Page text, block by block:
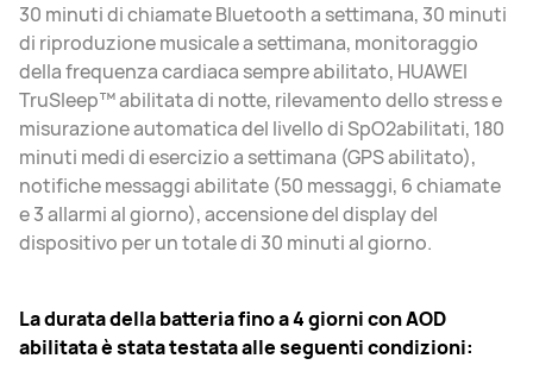
30 minuti di chiamate Bluetooth a settimana, 30 minuti
di riproduzione musicale a settimana, monitoraggio
della frequenza cardiaca sempre abilitato, HUAWEI
TruSleep™ abilitata di notte, rilevamento dello stress e
misurazione automatica del livello di SpO2abilitati, 180
minuti medi di esercizio a settimana (GPS abilitato),
notifiche messaggi abilitate (50 messaggi, 6 chiamate
e 3 allarmi al giorno), accensione del display del
dispositivo per un totale di 30 minuti al giorno.
La durata della batteria fino a 4 giorni con AOD
abilitata è stata testata alle seguenti condizioni: